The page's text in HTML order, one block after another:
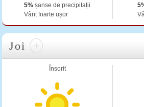
5% șanse de precipitații
Vânt foarte ușor
Joi +
Însorit